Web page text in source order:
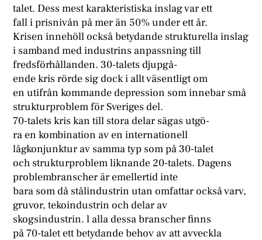
talet. Dess mest karakteristiska inslag var ett
fall i prisnivån på mer än 50% under ett år.
Krisen innehöll också betydande strukturella inslag
i samband med industrins anpassning till
fredsförhållanden. 30-talets djupgå-
ende kris rörde sig dock i allt väsentligt om
en utifrån kommande depression som innebar små
strukturproblem för Sveriges del.
70-talets kris kan till stora delar sägas utgö-
ra en kombination av en internationell
lågkonjunktur av samma typ som på 30-talet
och strukturproblem liknande 20-talets. Dagens
problembranscher är emellertid inte
bara som då stålindustrin utan omfattar också varv,
gruvor, tekoindustrin och delar av
skogsindustrin. l alla dessa branscher finns
på 70-talet ett betydande behov av att avveckla